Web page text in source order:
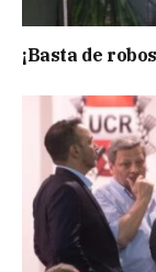
¡Basta de